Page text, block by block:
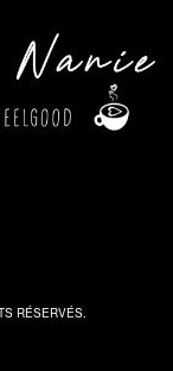
RÉSERVÉS.